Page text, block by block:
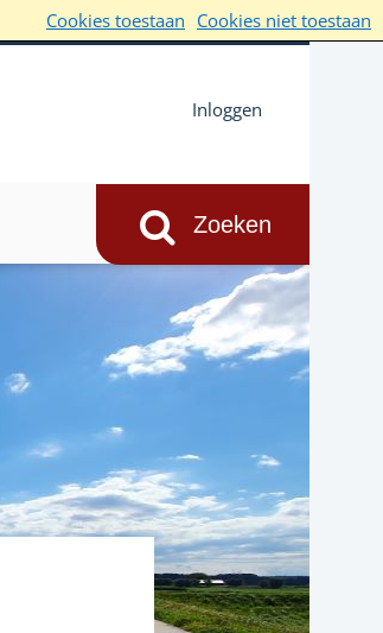
Cookies toestaan Cookies niet toestaan
Inloggen